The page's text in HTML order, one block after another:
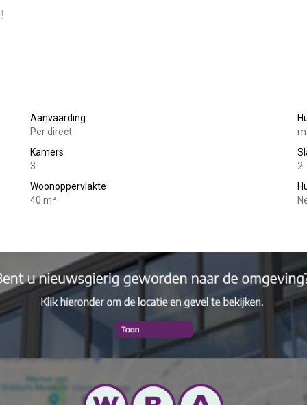
achterkant van de woning.
Aanvaarding
Per direct
Kamers
3
2
Woonoppervlakte
40 m²